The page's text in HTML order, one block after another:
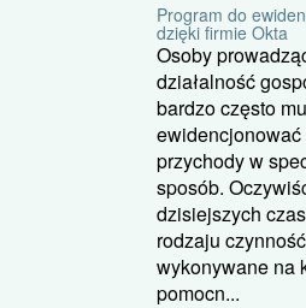
Program do
dzięki firmie Okta
Osoby
działalność
bardzo często
przychody w
sposób.
dzisiejszych
rodzaju
wykonywane na
pomocn...